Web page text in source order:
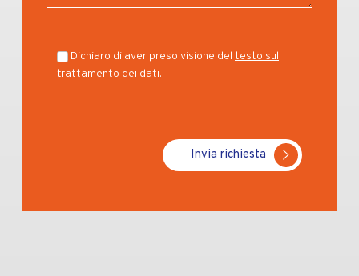
Dichiaro di aver preso visione del testo sul
trattamento dei dati.
Invia richiesta